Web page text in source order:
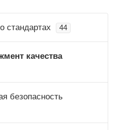
стандартах 44
качества
безопасность